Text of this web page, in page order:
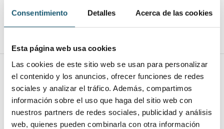
Consentimiento Detalles Acerca de las cookies
Esta página web usa cookies
Las cookies de este sitio web se usan para personalizar
el contenido y los anuncios, ofrecer funciones de redes
sociales y analizar el tráfico. Además, compartimos
información sobre el uso que haga del sitio web con
nuestros partners de redes sociales, publicidad y análisis
web, quienes pueden combinarla con otra información
8 años de experiencia en atencion al
cliente
Nivel de
Idiomas
Valenciano:
Nivel bajo
Inglés:
Nivel bajo
Francés:
No especifica